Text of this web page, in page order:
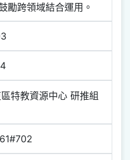
勵跨領域結合運用。
特教資源中心 研推組